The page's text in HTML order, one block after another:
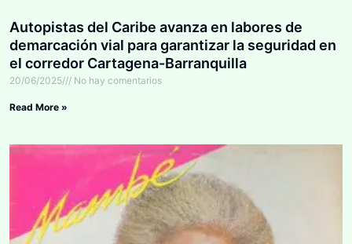
Autopistas del Caribe avanza en labores de
demarcación vial para garantizar la seguridad en
el corredor Cartagena-Barranquilla
20/06/2025 No hay comentarios
Read More »